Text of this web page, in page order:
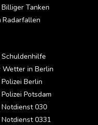
Billiger Tanken
Radarfallen
Schuldenhilfe
Wetter in Berlin
Polizei Berlin
Polizei Potsdam
Notdienst 030
Notdienst 0331